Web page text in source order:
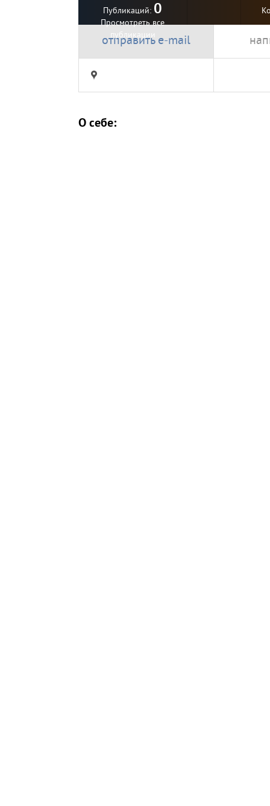
Публикаций: 0
Просмотреть все
публикации
отправить e-mail
О себе: